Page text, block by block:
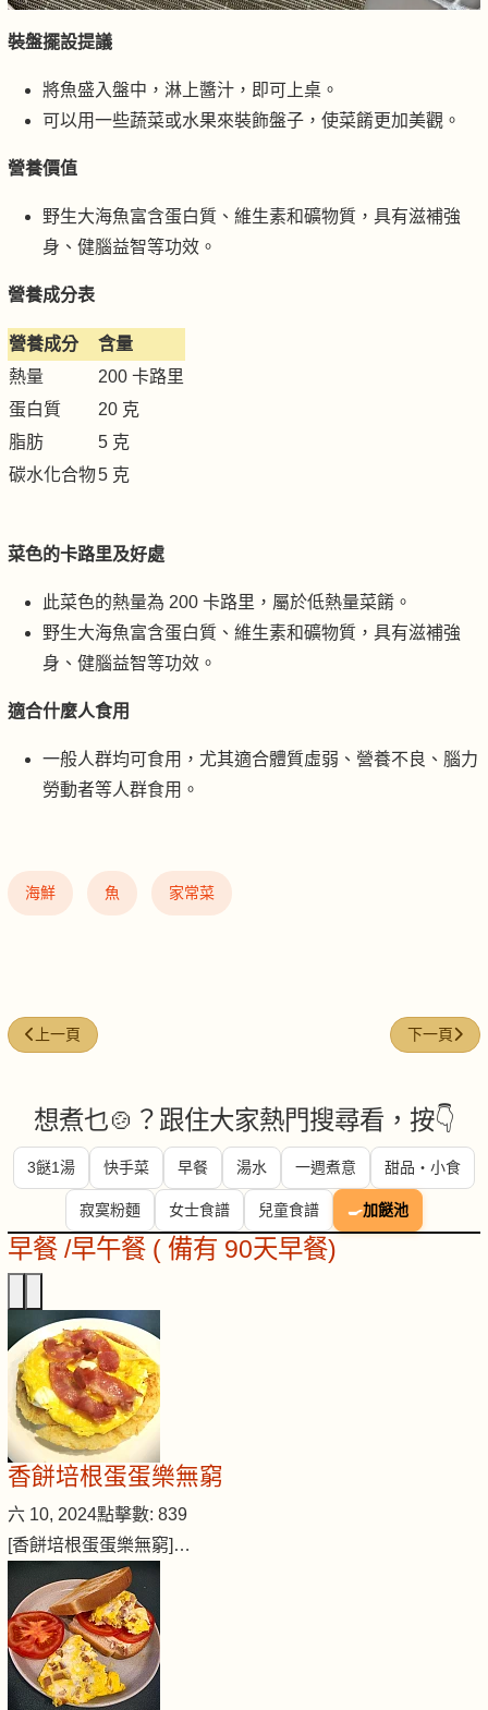
裝盤擺設提議
將魚盛入盤中，淋上醬汁，即可上桌。
可以用一些蔬菜或水果來裝飾盤子，使菜餚更加美觀。
營養價值
野生大海魚富含蛋白質、維生素和礦物質，具有滋補強
身、健腦益智等功效。
營養成分表
營養成分
含量
熱量
200 卡路里
蛋白質
20 克
脂肪
5 克
碳水化合物5 克
菜色的卡路里及好處
此菜色的熱量為 200 卡路里，屬於低熱量菜餚。
野生大海魚富含蛋白質、維生素和礦物質，具有滋補強
身、健腦益智等功效。
適合什麼人食用
一般人群均可食用，尤其適合體質虛弱、營養不良、腦力
勞動者等人群食用。
海鮮 魚 家常菜
上一篇文章: 薑葱芫荽蒸青班
上一頁 下一篇文章
下一頁
想煮乜🍲？跟住大家熱門搜尋看，按👇
3餸1湯 快手菜 早餐 湯水 一週煮意 甜品・小食
寂寞粉麵 女士食譜 兒童食譜 🍳加餸池
早餐 /早午餐 ( 備有 90天早餐)
香餅培根蛋蛋樂無窮
六 10, 2024點擊數: 839
[香餅培根蛋蛋樂無窮]…